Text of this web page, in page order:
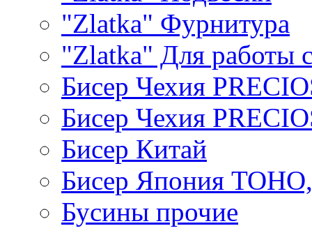
"Zlatka" Фурнитура
"Zlatka" Для работы
Бисер Чехия
Бисер Чехия
Бисер Китай
Бисер Япония
Бусины прочие